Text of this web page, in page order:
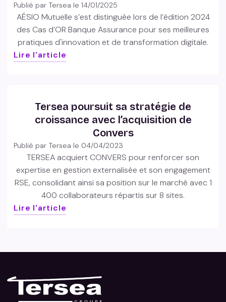
Publié par Tersea le14/01/2025
AÉSIO Mutuelle s’est distinguée lors de l’édition 2024
des Cas d’OR Banque Assurance pour ses meilleures
pratiques d'innovation et de transformation digitale.
Lire l'article
Tersea poursuit sa stratégie de
croissance avec l’acquisition de
Convers
Publié par Tersea le 04/04/2023
TERSEA acquiert CONVERS pour renforcer son
expertise en gestion externalisée et son engagement
RSE, consolidant ainsi sa position sur le marché avec 1
400 collaborateurs répartis sur 8 sites.
Lire l'article